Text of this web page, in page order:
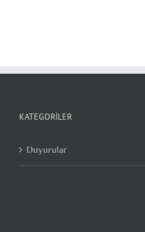
KATEGORILER
Duyurular